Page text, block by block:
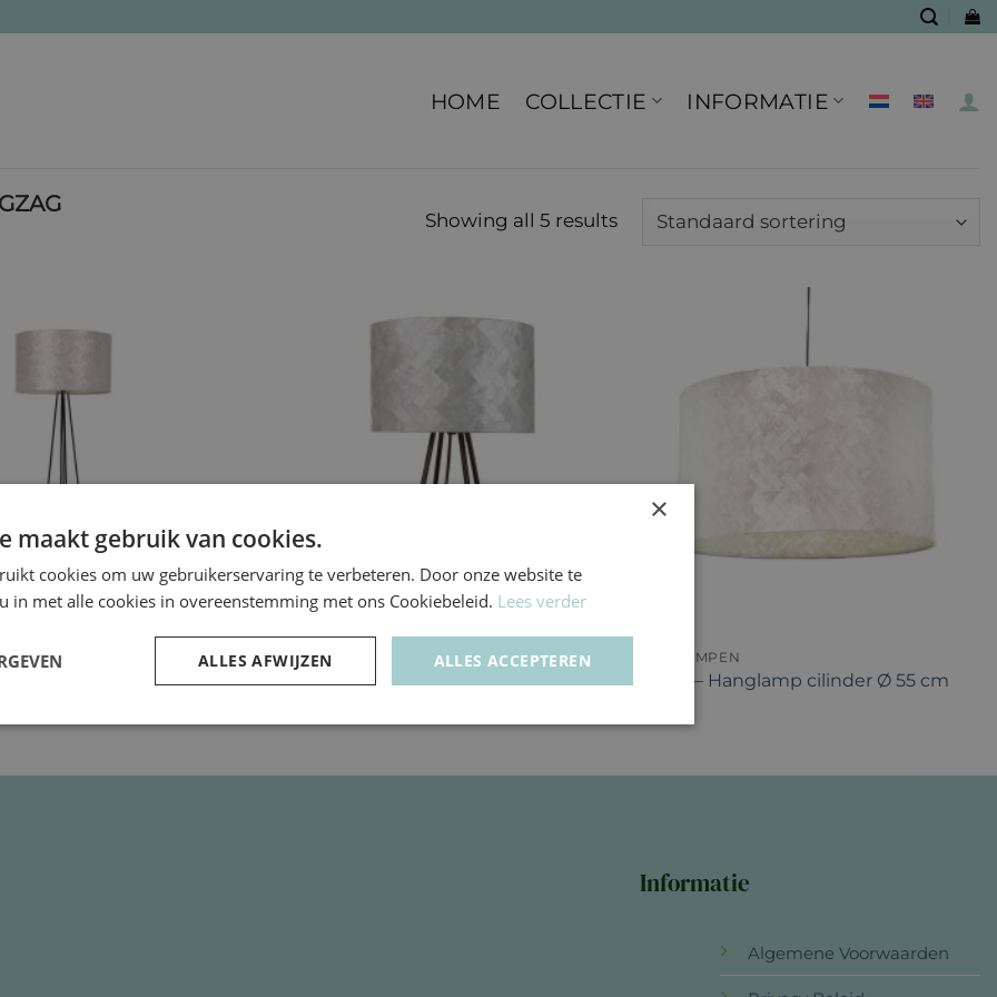
HOME COLLECTIE INFORMATIE
Showing all 5 results
TAFELLAMPEN
Zigzag – Capri S
HANGLAMPEN
Zigzag – Hanglamp cilinder Ø 55 cm
Informatie
Algemene Voorwaarden
×
maakt gebruik van cookies.
cookies om uw gebruikerservaring te verbeteren. Door onze website te
in met alle cookies in overeenstemming met ons Cookiebeleid. Lees verder
ALLES ACCEPTEREN
ALLES AFWIJZEN